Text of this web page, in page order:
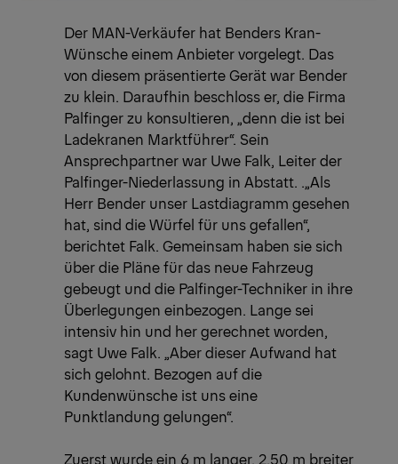
Der MAN-Verkäufer hat Benders Kran-
Wünsche einem Anbieter vorgelegt. Das
von diesem präsentierte Gerät war Bender
zu klein. Daraufhin beschloss er, die Firma
Palfinger zu konsultieren, „denn die ist bei
Ladekranen Marktführer“. Sein
Ansprechpartner war Uwe Falk, Leiter der
Palfinger-Niederlassung in Abstatt. .„Als
Herr Bender unser Lastdiagramm gesehen
hat, sind die Würfel für uns gefallen“,
berichtet Falk. Gemeinsam haben sie sich
über die Pläne für das neue Fahrzeug
gebeugt und die Palfinger-Techniker in ihre
Überlegungen einbezogen. Lange sei
intensiv hin und her gerechnet worden,
sagt Uwe Falk. „Aber dieser Aufwand hat
sich gelohnt. Bezogen auf die
Kundenwünsche ist uns eine
Punktlandung gelungen“.
Zuerst wurde ein 6 m langer, 2,50 m breiter